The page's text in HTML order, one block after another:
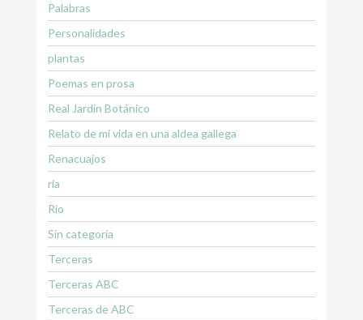
Palabras
Personalidades
plantas
Poemas en prosa
Real Jardín Botánico
Relato de mi vida en una aldea gallega
Renacuajos
ría
Río
Sin categoría
Terceras
Terceras ABC
Terceras de ABC